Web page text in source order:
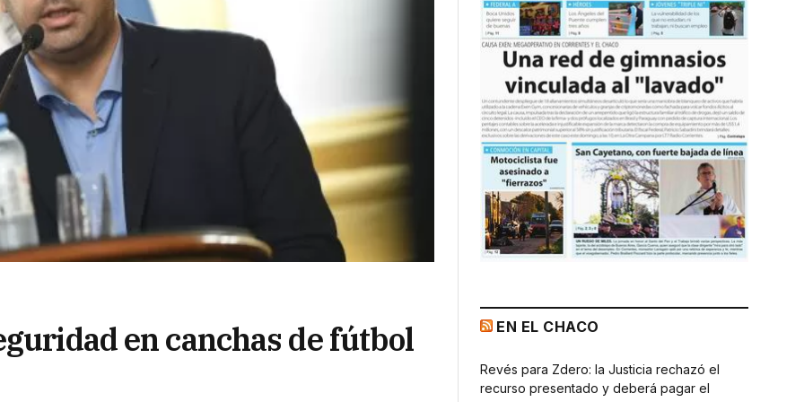
en canchas de fútbol EN EL CHACO
Revés para Zdero: la Justicia rechazó el
recurso presentado y deberá pagar el